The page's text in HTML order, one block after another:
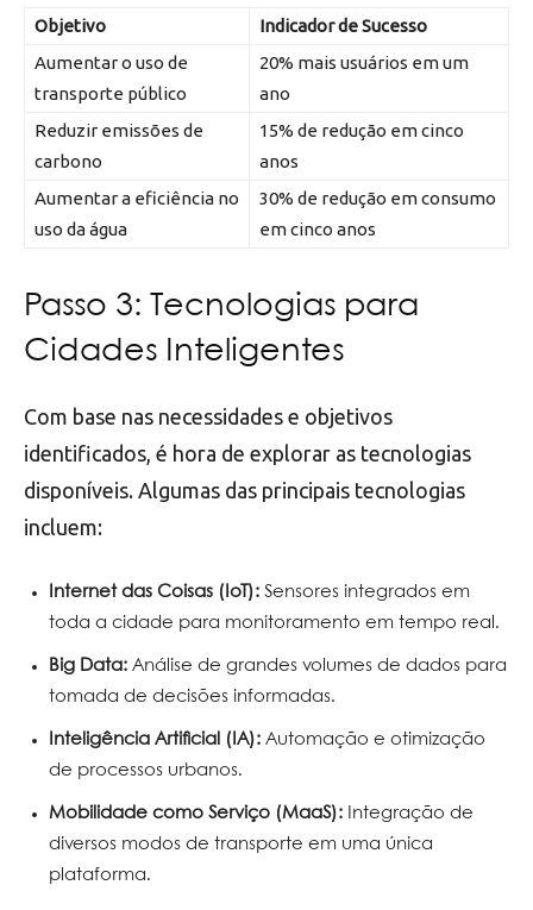
Objetivo
Indicador de Sucesso
Aumentar o uso de
transporte público
20% mais usuários em um
ano
Reduzir emissões de
carbono
15% de redução em cinco
anos
Aumentar a eficiência no
uso da água
30% de redução em consumo
em cinco anos
Passo 3: Tecnologias para
Cidades Inteligentes
Com base nas necessidades e objetivos
identificados, é hora de explorar as tecnologias
disponíveis. Algumas das principais tecnologias
incluem:
Internet das Coisas (IoT): Sensores integrados em
toda a cidade para monitoramento em tempo real.
Big Data: Análise de grandes volumes de dados para
tomada de decisões informadas.
Inteligência Artificial (IA): Automação e otimização
de processos urbanos.
Mobilidade como Serviço (MaaS): Integração de
diversos modos de transporte em uma única
plataforma.